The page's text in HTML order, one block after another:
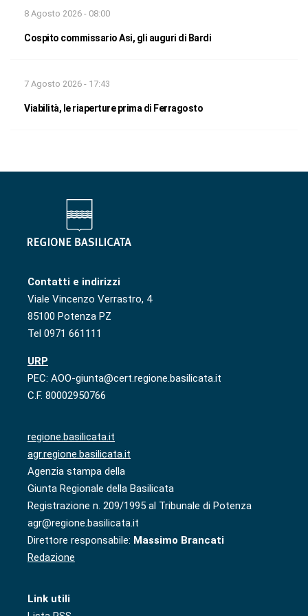
8 Agosto 2026 - 08:00
Cospito commissario Asi, gli auguri di Bardi
7 Agosto 2026 - 17:43
Viabilità, le riaperture prima di Ferragosto
Contatti e indirizzi
Viale Vincenzo Verrastro, 4
85100 Potenza PZ
Tel 0971 661111
URP
PEC: AOO-giunta@cert.regione.basilicata.it
C.F. 80002950766
regione.basilicata.it
agr.regione.basilicata.it
Agenzia stampa della
Giunta Regionale della Basilicata
Registrazione n. 209/1995 al Tribunale di Potenza
agr@regione.basilicata.it
Direttore responsabile: Massimo Brancati
Redazione
Link utili